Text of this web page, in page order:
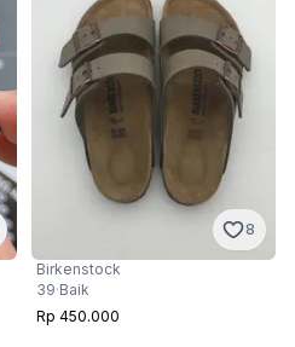
8
Birkenstock
39·Baik
Rp 450.000